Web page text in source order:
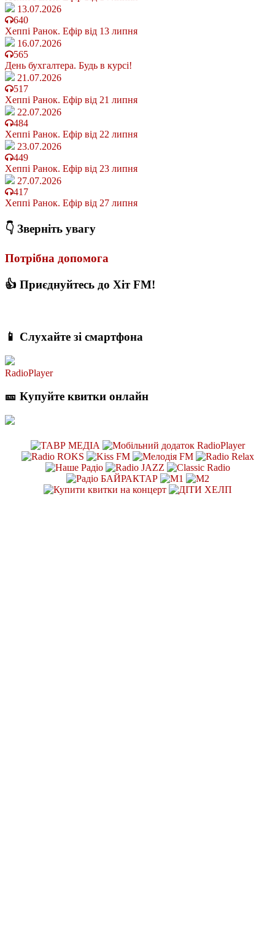
13.07.2026
640
Хеппі Ранок. Ефір від 13 липня
16.07.2026
565
День бухгалтера. Будь в курсі!
21.07.2026
517
Хеппі Ранок. Ефір від 21 липня
22.07.2026
484
Хеппі Ранок. Ефір від 22 липня
23.07.2026
449
Хеппі Ранок. Ефір від 23 липня
27.07.2026
417
Хеппі Ранок. Ефір від 27 липня
👇 Зверніть увагу
Потрібна допомога
👍 Приєднуйтесь до Хіт FM!
📱 Слухайте зі смартфона
RadioPlayer
🎫 Купуйте квитки онлайн